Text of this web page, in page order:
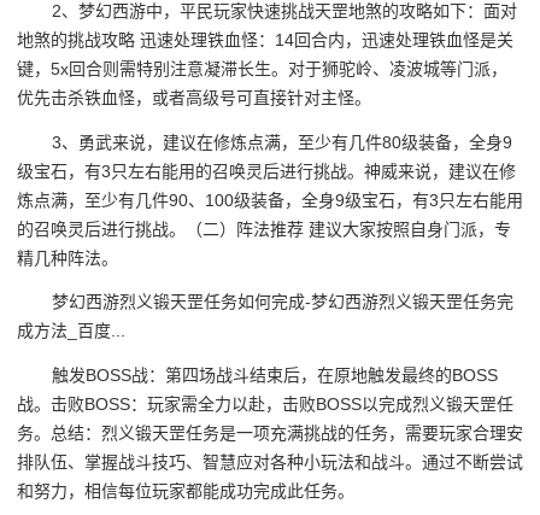
2、梦幻西游中，平民玩家快速挑战天罡地煞的攻略如下：面对
地煞的挑战攻略 迅速处理铁血怪：14回合内，迅速处理铁血怪是关
键，5x回合则需特别注意凝滞长生。对于狮驼岭、凌波城等门派，
优先击杀铁血怪，或者高级号可直接针对主怪。
3、勇武来说，建议在修炼点满，至少有几件80级装备，全身9
级宝石，有3只左右能用的召唤灵后进行挑战。神威来说，建议在修
炼点满，至少有几件90、100级装备，全身9级宝石，有3只左右能用
的召唤灵后进行挑战。（二）阵法推荐 建议大家按照自身门派，专
精几种阵法。
梦幻西游烈义锻天罡任务如何完成-梦幻西游烈义锻天罡任务完
成方法_百度...
触发BOSS战：第四场战斗结束后，在原地触发最终的BOSS
战。击败BOSS：玩家需全力以赴，击败BOSS以完成烈义锻天罡任
务。总结：烈义锻天罡任务是一项充满挑战的任务，需要玩家合理安
排队伍、掌握战斗技巧、智慧应对各种小玩法和战斗。通过不断尝试
和努力，相信每位玩家都能成功完成此任务。